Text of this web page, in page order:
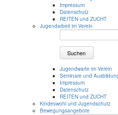
Impressum
Datenschutz
REITEN und ZUCHT
Jugendarbeit im Verein
Suchen
Jugendwarte im Verein
Seminare und
Impressum
Datenschutz
REITEN und ZUCHT
Kindeswohl und Jugendschutz
Bewegungsangebote